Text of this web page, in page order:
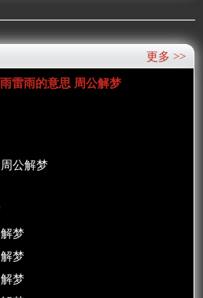
更多 >>
雷雨的意思 周公解梦
公解梦
梦
梦
梦